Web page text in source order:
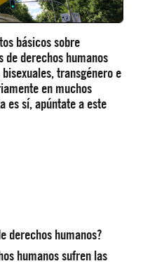
básicos sobre
de derechos humanos
transgénero e
en muchos
es sí, apúntate a este
derechos humanos?
humanos sufren las